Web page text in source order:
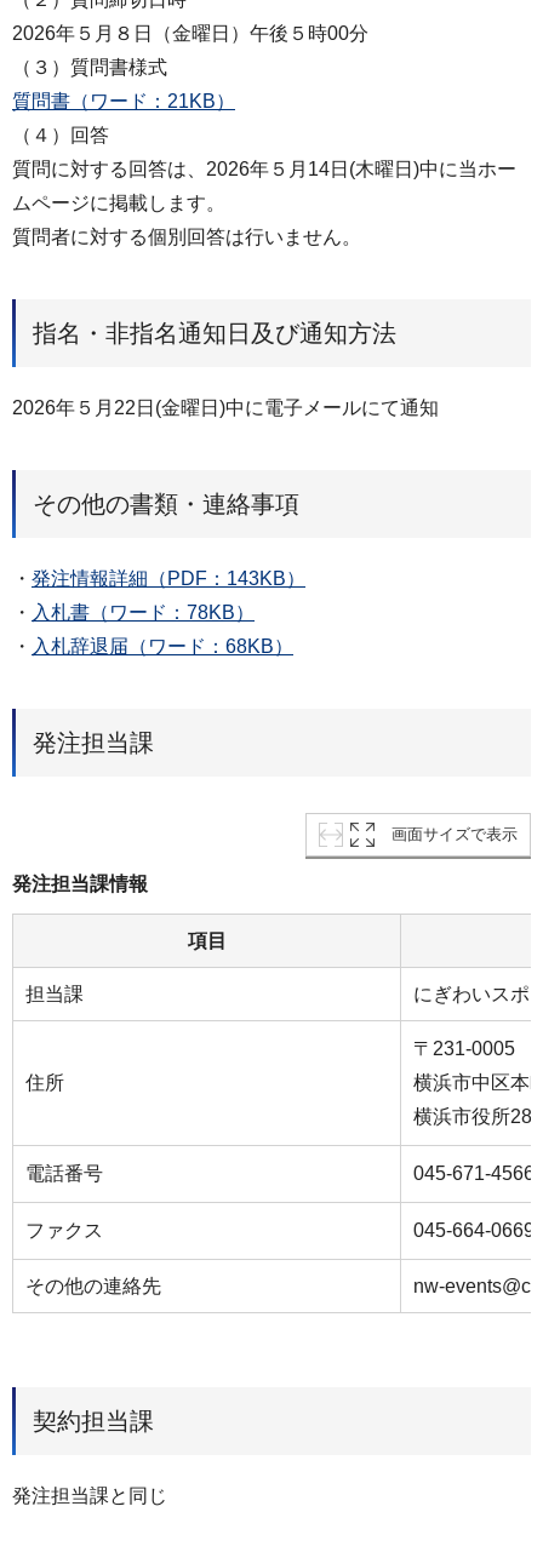
2026年５月８日（金曜日）午後５時00分
（３）質問書様式
質問書（ワード：21KB）
（４）回答
質問に対する回答は、2026年５月14日(木曜日)中に当ホー
ムページに掲載します。
質問者に対する個別回答は行いません。
指名・非指名通知日及び通知方法
2026年５月22日(金曜日)中に電子メールにて通知
その他の書類・連絡事項
・ 発注情報詳細（PDF：143KB）
・ 入札書（ワード：78KB）
・ 入札辞退届（ワード：68KB）
発注担当課
画面サイズで表示
発注担当課情報
項目
担当課 にぎわいスポ
住所
〒231-0005
横浜市中区本
横浜市役所28
電話番号 045-671-4566
ファクス 045-664-0669
その他の連絡先 nw-
契約担当課
発注担当課と同じ